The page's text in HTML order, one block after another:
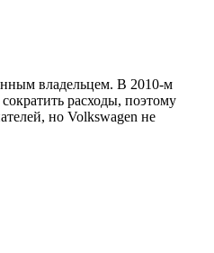
владельцем. В 2010-м
расходы, поэтому
но Volkswagen не